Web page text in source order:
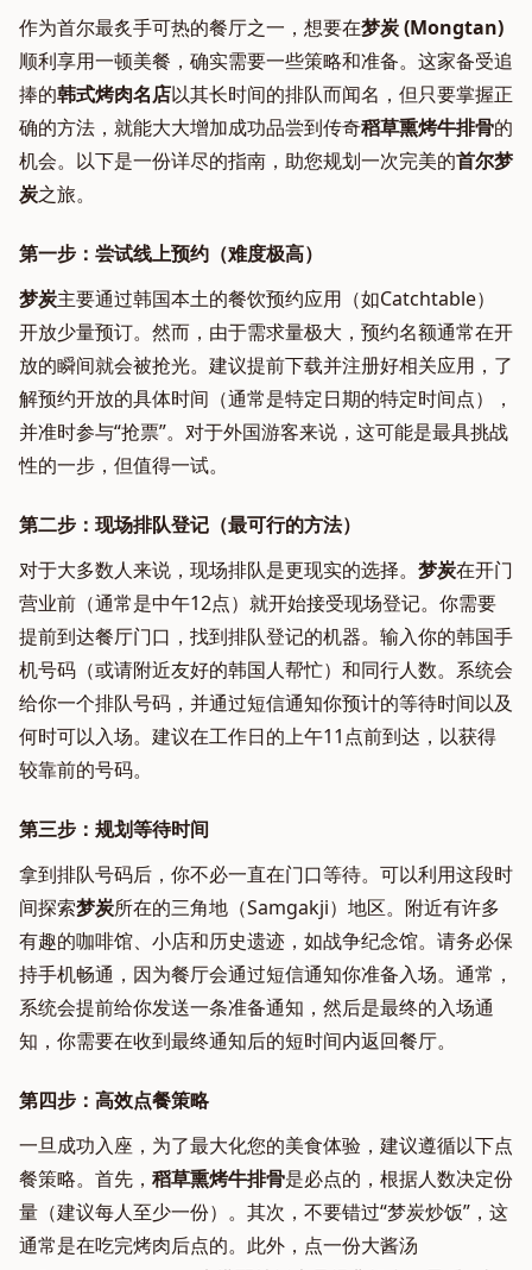
作为首尔最炙手可热的餐厅之一，想要在梦炭 (Mongtan)
顺利享用一顿美餐，确实需要一些策略和准备。这家备受追
捧的韩式烤肉名店以其长时间的排队而闻名，但只要掌握正
确的方法，就能大大增加成功品尝到传奇稻草熏烤牛排骨的
机会。以下是一份详尽的指南，助您规划一次完美的首尔梦
炭之旅。
第一步：尝试线上预约（难度极高）
梦炭主要通过韩国本土的餐饮预约应用（如Catchtable）
开放少量预订。然而，由于需求量极大，预约名额通常在开
放的瞬间就会被抢光。建议提前下载并注册好相关应用，了
解预约开放的具体时间（通常是特定日期的特定时间点），
并准时参与“抢票”。对于外国游客来说，这可能是最具挑战
性的一步，但值得一试。
第二步：现场排队登记（最可行的方法）
对于大多数人来说，现场排队是更现实的选择。 梦炭在开门
营业前（通常是中午12点）就开始接受现场登记。你需要
提前到达餐厅门口，找到排队登记的机器。输入你的韩国手
机号码（或请附近友好的韩国人帮忙）和同行人数。系统会
给你一个排队号码，并通过短信通知你预计的等待时间以及
何时可以入场。建议在工作日的上午11点前到达，以获得
较靠前的号码。
第三步：规划等待时间
拿到排队号码后，你不必一直在门口等待。可以利用这段时
间探索梦炭所在的三角地（Samgakji）地区。附近有许多
有趣的咖啡馆、小店和历史遗迹，如战争纪念馆。请务必保
持手机畅通，因为餐厅会通过短信通知你准备入场。通常，
系统会提前给你发送一条准备通知，然后是最终的入场通
知，你需要在收到最终通知后的短时间内返回餐厅。
第四步：高效点餐策略
一旦成功入座，为了最大化您的美食体验，建议遵循以下点
餐策略。首先， 稻草熏烤牛排骨是必点的，根据人数决定份
量（建议每人至少一份）。其次，不要错过“梦炭炒饭”，这
通常是在吃完烤肉后点的。此外，点一份大酱汤